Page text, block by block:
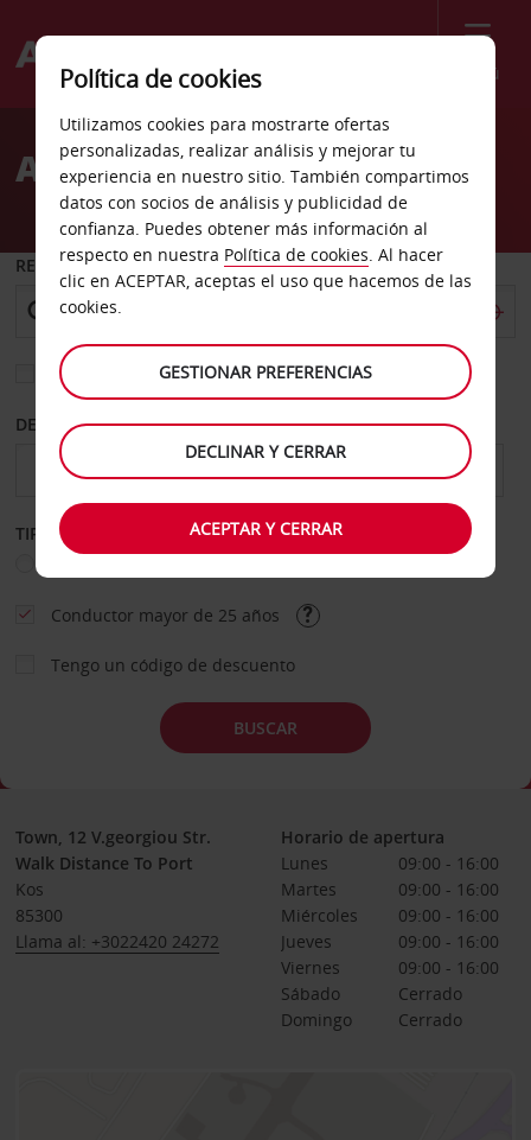
Menú
Welcome
AvisAlquiler de coches Kos
RECOGER EN
Elegir otra oficina de devolución
DESDE HASTA
TIPO DE ALQUILER
Conductor mayor de 25 años
Tengo un código de descuento
BUSCAR
Town, 12 V.georgiou Str.
Walk Distance To Port
Kos
85300
Llama al: +3022420 24272
Horario de apertura
Lunes
09:00 - 16:00
Martes
09:00 - 16:00
Miércoles
09:00 - 16:00
Jueves
09:00 - 16:00
Viernes
09:00 - 16:00
Sábado
Cerrado
Domingo
Cerrado
Política de cookies
Utilizamos cookies para mostrarte ofertas
personalizadas, realizar análisis y mejorar tu
experiencia en nuestro sitio. También compartimos
datos con socios de análisis y publicidad de
confianza. Puedes obtener más información al
respecto en nuestra Política de cookies. Al hacer
clic en ACEPTAR, aceptas el uso que hacemos de las
cookies.
GESTIONAR PREFERENCIAS
DECLINAR Y CERRAR
ACEPTAR Y CERRAR